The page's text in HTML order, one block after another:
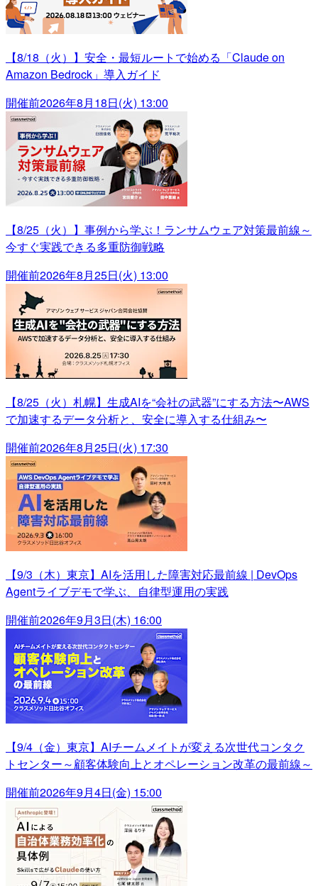
【8/18（火）】安全・最短ルートで始める「Claude on
Amazon Bedrock」導入ガイド
開催前2026年8月18日(火) 13:00
【8/25（火）】事例から学ぶ！ランサムウェア対策最前線～
今すぐ実践できる多重防御戦略
開催前2026年8月25日(火) 13:00
【8/25（火）札幌】生成AIを“会社の武器”にする方法〜AWS
で加速するデータ分析と、安全に導入する仕組み〜
開催前2026年8月25日(火) 17:30
【9/3（木）東京】AIを活用した障害対応最前線 | DevOps
Agentライブデモで学ぶ、自律型運用の実践
開催前2026年9月3日(木) 16:00
【9/4（金）東京】AIチームメイトが変える次世代コンタク
トセンター～顧客体験向上とオペレーション改革の最前線～
開催前2026年9月4日(金) 15:00